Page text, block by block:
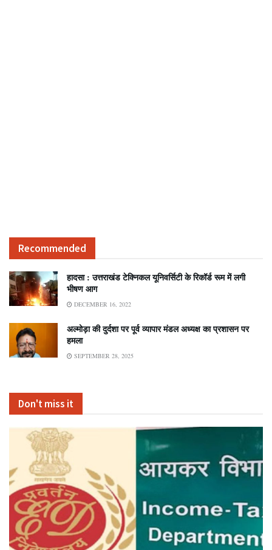
Recommended
हादसा : उत्तराखंड टेक्निकल यूनिवर्सिटी के रिकॉर्ड रूम में लगी
भीषण आग
DECEMBER 16, 2022
अल्मोड़ा की दुर्दशा पर पूर्व व्यापार मंडल अध्यक्ष का प्रशासन पर
हमला
SEPTEMBER 28, 2025
Don't miss it